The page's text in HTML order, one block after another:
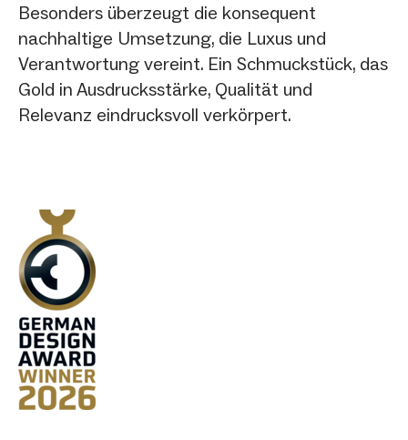
Besonders überzeugt die konsequent
nachhaltige Umsetzung, die Luxus und
Verantwortung vereint. Ein Schmuckstück, das
Gold in Ausdrucksstärke, Qualität und
Relevanz eindrucksvoll verkörpert.